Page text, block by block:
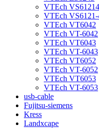
VTEch VS61214
VTEch
VTEch VT6042
VTEch VT-6042
VTEch VT6043
VTEch VT-6043
VTEch VT6052
VTEch VT-6052
VTEch VT6053
VTEch VT-6053
usb-cable
Fujitsu-siemens
Kress
Landxcape